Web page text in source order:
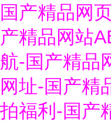
国产精品网
产精品网站
航-国产精品
网址-国产精
拍福利-国产